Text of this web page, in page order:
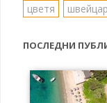
цветя
ПОСЛЕДНИ